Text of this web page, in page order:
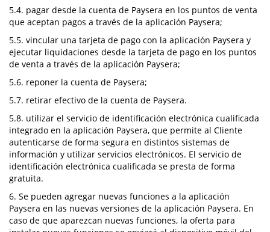
5.4. pagar desde la cuenta de Paysera en los puntos de venta
que aceptan pagos a través de la aplicación Paysera;
5.5. vincular una tarjeta de pago con la aplicación Paysera y
ejecutar liquidaciones desde la tarjeta de pago en los puntos
de venta a través de la aplicación Paysera;
5.6. reponer la cuenta de Paysera;
5.7. retirar efectivo de la cuenta de Paysera.
5.8. utilizar el servicio de identificación electrónica cualificada
integrado en la aplicación Paysera, que permite al Cliente
autenticarse de forma segura en distintos sistemas de
información y utilizar servicios electrónicos. El servicio de
identificación electrónica cualificada se presta de forma
gratuita.
6. Se pueden agregar nuevas funciones a la aplicación
Paysera en las nuevas versiones de la aplicación Paysera. En
caso de que aparezcan nuevas funciones, la oferta para